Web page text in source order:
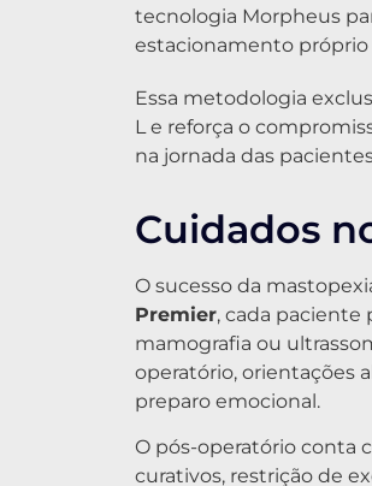
tecnologia Morpheus
estacionamento
Essa metodologia
L e reforça o
na jornada das
Cuidados
O sucesso da
Premier, cada paciente
mamografia ou
operatório, orientações
preparo emocional.
O pós-operatório conta
curativos, restrição de